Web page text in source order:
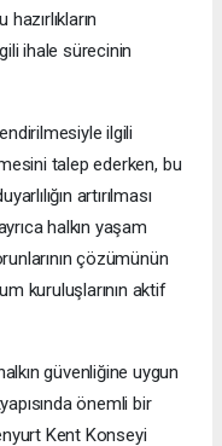
ihale sürecinin
ilgili
talep ederken, bu
artırılması
halkın yaşam
çözümünün
kuruluşlarının aktif
güvenliğine uygun
önemli bir
Kent Konseyi